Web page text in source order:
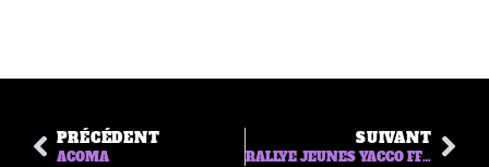
PRÉCÉDENT
ACOMA
SUIVANT
RALLYE JEUNES YACCO FFSA